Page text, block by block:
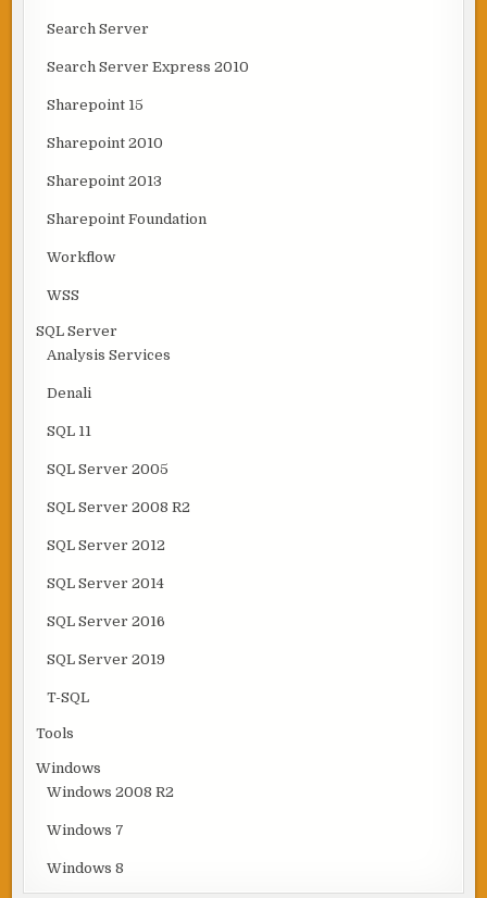
Search Server
Search Server Express 2010
Sharepoint 15
Sharepoint 2010
Sharepoint 2013
Sharepoint Foundation
Workflow
WSS
SQL Server
Analysis Services
Denali
SQL 11
SQL Server 2005
SQL Server 2008 R2
SQL Server 2012
SQL Server 2014
SQL Server 2016
SQL Server 2019
T-SQL
Tools
Windows
Windows 2008 R2
Windows 7
Windows 8